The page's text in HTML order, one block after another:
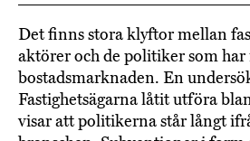
Det finns stora klyftor mellan
aktörer och de politiker som
bostadsmarknaden. En
Fastighetsägarna låtit utföra
visar att politikerna står långt